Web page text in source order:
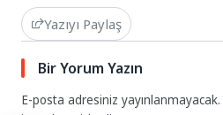
Yazıyı Paylaş
Bir Yorum Yazın
E-posta adresiniz yayınlanmayacak.